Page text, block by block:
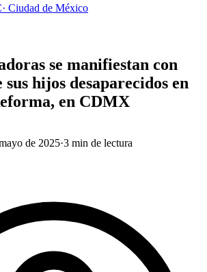
· Ciudad de México
se manifiestan con
hijos desaparecidos en
en CDMX
de 2025·3 min de lectura